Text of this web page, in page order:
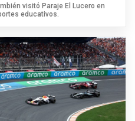
visitó Paraje El Lucero en
educativos.